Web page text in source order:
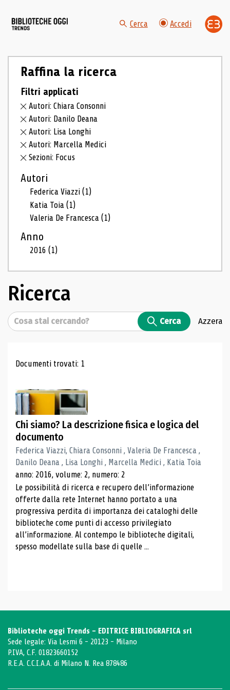
Cerca Accedi
Raffina la ricerca
Filtri applicati
Autori: Chiara Consonni
Autori: Danilo Deana
Autori: Lisa Longhi
Autori: Marcella Medici
Sezioni: Focus
Autori
Federica Viazzi(1)
Katia Toia(1)
Valeria De Francesca(1)
Anno
2016(1)
Ricerca
Cerca Cerca Azzera
Risultati di ricerca
Documenti trovati: 1
Chi siamo? La descrizione fisica e logica del
documento
Federica Viazzi, Chiara Consonni , Valeria De Francesca ,
Danilo Deana , Lisa Longhi , Marcella Medici , Katia Toia
anno: 2016, volume: 2, numero: 2
Le possibilità di ricerca e recupero dell’informazione
offerte dalla rete Internet hanno portato a una
progressiva perdita di importanza dei cataloghi delle
biblioteche come punti di accesso privilegiato
all’informazione. Al contempo le biblioteche digitali,
spesso modellate sulla base di quelle ...
Biblioteche oggi Trends - EDITRICE BIBLIOGRAFICA srl
Sede legale: Via Lesmi 6 - 20123 - Milano
P.IVA, C.F. 01823660152
R.E.A. C.C.I.A.A. di Milano N. Rea 878486